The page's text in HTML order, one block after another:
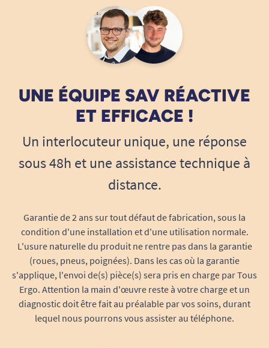
sensibilité des muqueuses buccales et limite
tout risque de blessure.
Aide à l’examen médical et au confort du
L’abaisse-langue enfant facilite lavisualisation
de la gorge, des amygdales et du pharynx,
étapes indispensables à un diagnostic ORL ou
généraliste. Il permet de maintenir la langue
délicatement abaissée pendant la durée de
l’examen, pour un geste sûr et rapide. Son
absence totale de goût ou d’odeur préserve le
appréhension et favorise la coopération lors de
la consultation.
Permet d’observer sans gêne les régions
buccales et oropharyngées.
Indispensable lors de l’examen de fièvre,
d’angine, de maux de gorge ou de suspicion
d’infection virale/bactérienne.
UNE ÉQUIPE SAV RÉACTIVE
ET EFFICACE !
Un interlocuteur unique, une réponse
sous 48h et une assistance technique à
distance.
Garantie de 2 ans sur tout défaut de fabrication, sous la
condition d'une installation et d'une utilisation normale.
L'usure naturelle du produit ne rentre pas dans la garantie
(roues, pneus, poignées). Dans les cas où la garantie
s'applique, l'envoi de(s) pièce(s) sera pris en charge par Tous
Ergo. Attention la main d'œuvre reste à votre charge et un
diagnostic doit être fait au préalable par vos soins, durant
lequel nous pourrons vous assister au téléphone.